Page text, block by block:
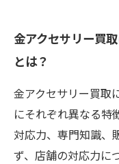
金アクセサリー買
とは？
金アクセサリー買取
にそれぞれ異なる特
対応力、専門知識、
ず、店舗の対応力に